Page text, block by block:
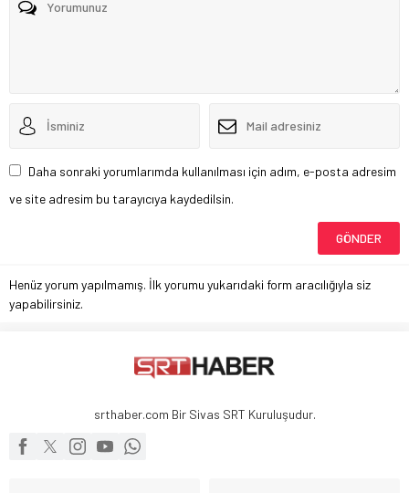
Daha sonraki yorumlarımda kullanılması için adım, e-posta adresim
ve site adresim bu tarayıcıya kaydedilsin.
Henüz yorum yapılmamış. İlk yorumu yukarıdaki form aracılığıyla siz
yapabilirsiniz.
srthaber.com Bir Sivas SRT Kuruluşudur.